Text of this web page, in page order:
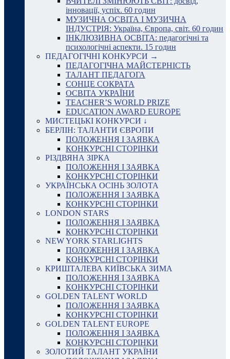
інновації, успіх. 60 годин
МУЗИЧНА ОСВІТА І МУЗИЧНА
ІНДУСТРІЯ: Україна, Європа, світ. 60 годин
ІНКЛЮЗИВНА ОСВІТА: педагогічні та
психологічні аспекти. 15 годин
ПЕДАГОГІЧНІ КОНКУРСИ →
ПЕДАГОГІЧНА МАЙСТЕРНІСТЬ
ТАЛАНТ ПЕДАГОГА
СОНЦЕ СОКРАТА
ОСВІТА УКРАЇНИ
TEACHER’S WORLD PRIZE
EDUCATION AWARD EUROPE
МИСТЕЦЬКІ КОНКУРСИ ↓
БЕРЛІН: ТАЛАНТИ ЄВРОПИ
ПОЛОЖЕННЯ І ЗАЯВКА
КОНКУРСНІ СТОРІНКИ
РІЗДВЯНА ЗІРКА
ПОЛОЖЕННЯ І ЗАЯВКА
КОНКУРСНІ СТОРІНКИ
УКРАЇНСЬКА ОСІНЬ ЗОЛОТА
ПОЛОЖЕННЯ І ЗАЯВКА
КОНКУРСНІ СТОРІНКИ
LONDON STARS
ПОЛОЖЕННЯ І ЗАЯВКА
КОНКУРСНІ СТОРІНКИ
NEW YORK STARLIGHTS
ПОЛОЖЕННЯ І ЗАЯВКА
КОНКУРСНІ СТОРІНКИ
КРИШТАЛЕВА КИЇВСЬКА ЗИМА
ПОЛОЖЕННЯ І ЗАЯВКА
КОНКУРСНІ СТОРІНКИ
GOLDEN TALENT WORLD
ПОЛОЖЕННЯ І ЗАЯВКА
КОНКУРСНІ СТОРІНКИ
GOLDEN TALENT EUROPE
ПОЛОЖЕННЯ І ЗАЯВКА
КОНКУРСНІ СТОРІНКИ
ЗОЛОТИЙ ТАЛАНТ УКРАЇНИ